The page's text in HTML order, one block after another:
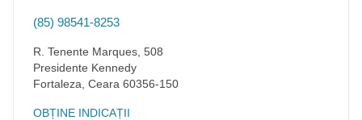
(85) 98541-8253
R. Tenente Marques, 508
Presidente Kennedy
Fortaleza Ceara 60356-150
OBȚINE INDICAȚII